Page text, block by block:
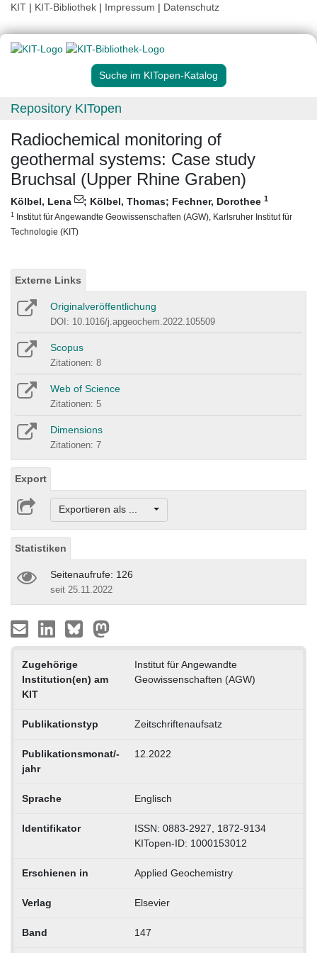
KIT | KIT-Bibliothek | Impressum | Datenschutz
Suche im KITopen-Katalog
Repository KITopen
Radiochemical monitoring of
geothermal systems: Case study
Bruchsal (Upper Rhine Graben)
Kölbel, Lena ; Kölbel, Thomas; Fechner, Dorothee 1
1 Institut für Angewandte Geowissenschaften (AGW), Karlsruher Institut für
Technologie (KIT)
Externe Links
Originalveröffentlichung
DOI: 10.1016/j.apgeochem.2022.105509
Scopus
Zitationen: 8
Web of Science
Zitationen: 5
Dimensions
Zitationen: 7
Export
Exportieren als ...
Statistiken
Seitenaufrufe: 126
seit 25.11.2022
Zugehörige
Institution(en) am
KIT
Institut für Angewandte
Geowissenschaften (AGW)
Publikationstyp Zeitschriftenaufsatz
Publikationsmonat/-
jahr
12.2022
Sprache Englisch
Identifikator
ISSN: 0883-2927, 1872-9134
KITopen-ID: 1000153012
Erschienen in Applied Geochemistry
Verlag Elsevier
Band 147